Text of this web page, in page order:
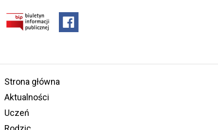
Strona główna
Aktualności
Uczeń